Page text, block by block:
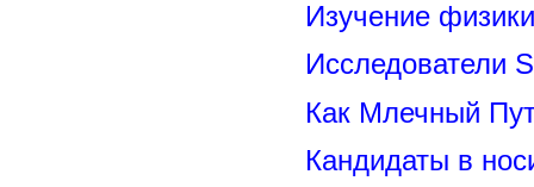
Изучение
Исследователи
Как Млечный
Кандидаты в